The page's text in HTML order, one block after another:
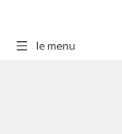
le menu